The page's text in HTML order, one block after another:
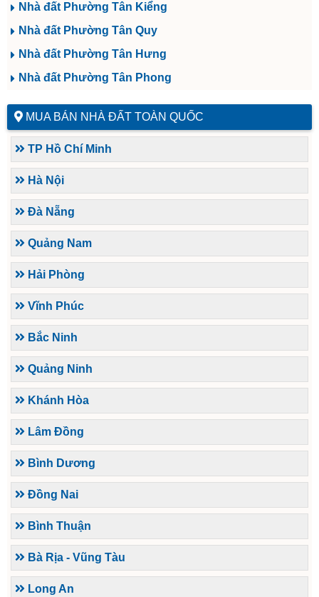
Nhà đất Phường Tân Kiểng
Nhà đất Phường Tân Quy
Nhà đất Phường Tân Hưng
Nhà đất Phường Tân Phong
MUA BÁN NHÀ ĐẤT TOÀN QUỐC
TP Hồ Chí Minh
Hà Nội
Đà Nẵng
Quảng Nam
Hải Phòng
Vĩnh Phúc
Bắc Ninh
Quảng Ninh
Khánh Hòa
Lâm Đồng
Bình Dương
Đồng Nai
Bình Thuận
Bà Rịa - Vũng Tàu
Long An